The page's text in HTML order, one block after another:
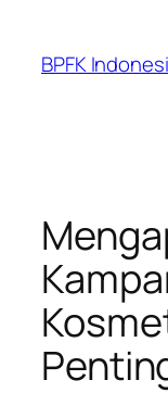
content
BPFK